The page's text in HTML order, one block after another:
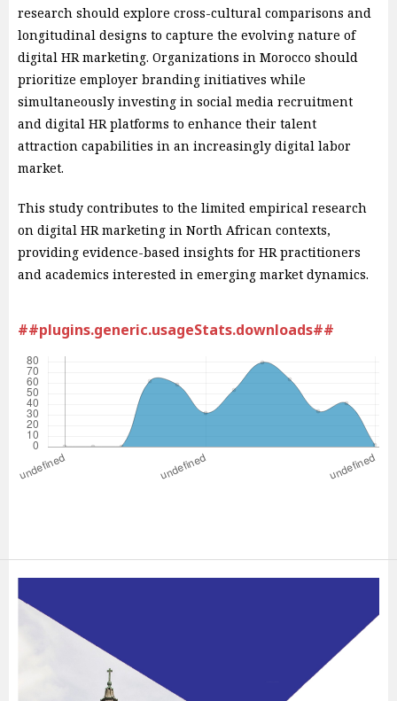
research should explore cross-cultural comparisons and
longitudinal designs to capture the evolving nature of
digital HR marketing. Organizations in Morocco should
prioritize employer branding initiatives while
simultaneously investing in social media recruitment
and digital HR platforms to enhance their talent
attraction capabilities in an increasingly digital labor
market.
This study contributes to the limited empirical research
on digital HR marketing in North African contexts,
providing evidence-based insights for HR practitioners
and academics interested in emerging market dynamics.
##plugins.generic.usageStats.downloads##